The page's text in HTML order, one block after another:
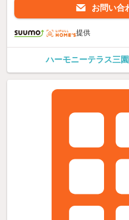
お問い合
提供
ハーモニーテラス三